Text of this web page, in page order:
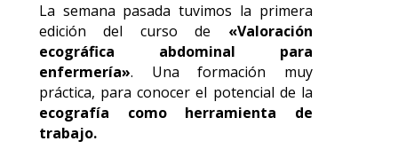
La semana pasada tuvimos la primera
edición del curso de «Valoración
ecográfica abdominal para
enfermería». Una formación muy
práctica, para conocer el potencial de la
ecografía como herramienta de
trabajo.